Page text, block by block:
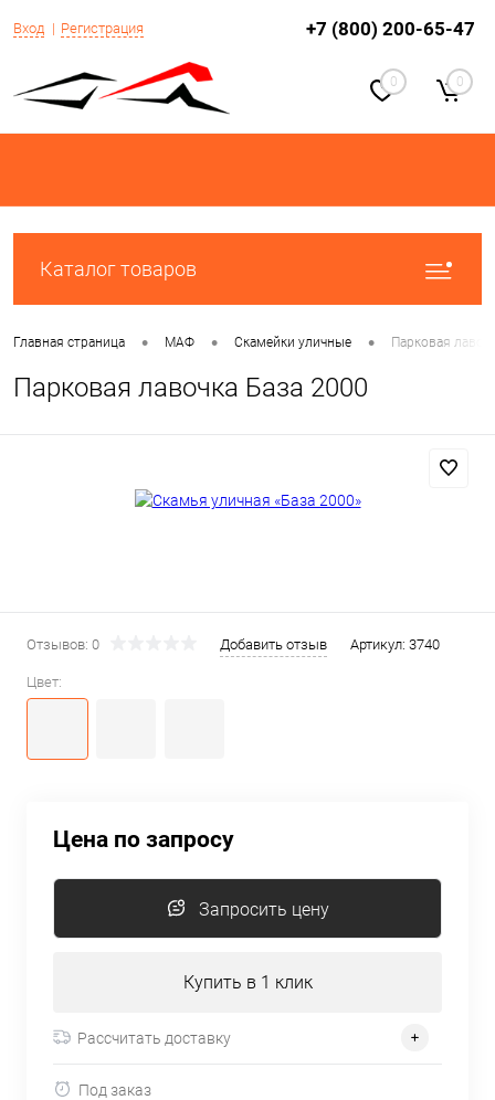
Вход Регистрация +7 (800) 200-65-47
0 0
Каталог товаров
Главная страница • МАФ • Скамейки уличные • Парковая
Парковая лавочка База 2000
Отзывов: 0 Добавить отзыв Артикул: 3740
Цвет:
Цена по запросу
Запросить цену
Купить в 1 клик
Рассчитать доставку
Под заказ